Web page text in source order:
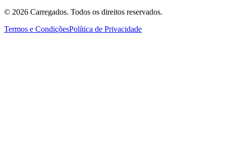
© 2026 Carregados. Todos os direitos reservados.
Termos e CondiçõesPolítica de Privacidade